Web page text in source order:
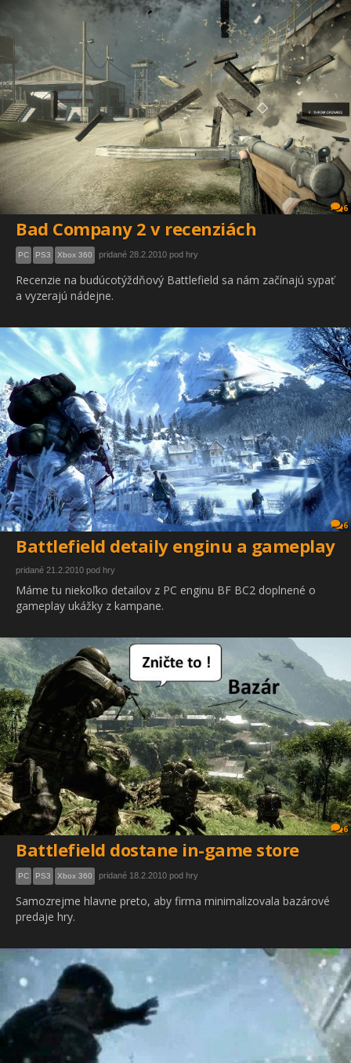
6
Bad Company 2 v recenziách
PC PS3 Xbox 360 pridané 28.2.2010 pod hry
Recenzie na budúcotýždňový Battlefield sa nám začínajú sypať
a vyzerajú nádejne.
6
Battlefield detaily enginu a gameplay
pridané 21.2.2010 pod hry
Máme tu niekoľko detailov z PC enginu BF BC2 doplnené o
gameplay ukážky z kampane.
6
Battlefield dostane in-game store
PC PS3 Xbox 360 pridané 18.2.2010 pod hry
Samozrejme hlavne preto, aby firma minimalizovala bazárové
predaje hry.